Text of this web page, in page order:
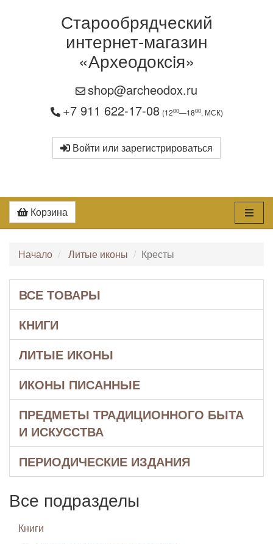
Старообрядческий
интернет-магазин
«Археодоксiя»
shop@archeodox.ru
+7 911 622-17-08 (1200—1800, МСК)
Войти или зарегистрироваться
Корзина
Начало Литые иконы Кресты
ВСЕ ТОВАРЫ
КНИГИ
ЛИТЫЕ ИКОНЫ
ИКОНЫ ПИСАННЫЕ
ПРЕДМЕТЫ ТРАДИЦИОННОГО БЫТА
И ИСКУССТВА
ПЕРИОДИЧЕСКИЕ ИЗДАНИЯ
Все подразделы
Книги